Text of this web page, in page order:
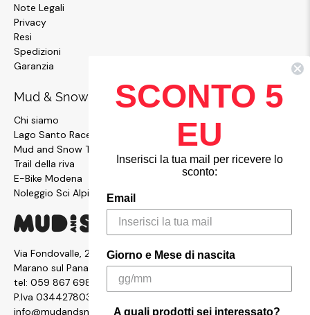
Note Legali
Privacy
Resi
Spedizioni
Garanzia
Mud & Snow
Chi siamo
Lago Santo Race
Mud and Snow Team
Trail della riva
E-Bike Modena
Noleggio Sci Alpinismo
Via Fondovalle, 2876, 41054
Marano sul Panaro MO
tel: 059 867 6987
P.Iva 03442780361
info@mudandsnow.com
SCONTO 5
EU
Inserisci la tua mail per ricevere lo
sconto:
Email
Giorno e Mese di nascita
A quali prodotti sei interessato?